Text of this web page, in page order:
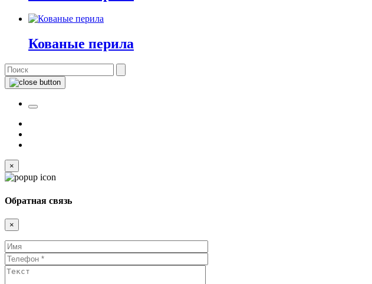
Кованые перила
×
Обратная связь
×